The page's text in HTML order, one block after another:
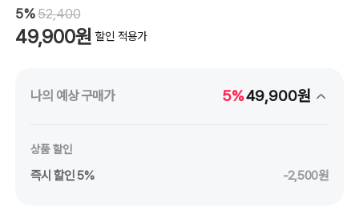
5%52,400
49,900원 할인 적용가
나의 예상 구매가 5%49,900원
상품 할인
즉시 할인 5% -2,500원